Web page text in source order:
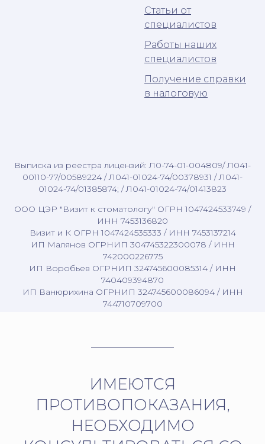
Статьи от
специалистов
Работы наших
специалистов
Получение справки
в налоговую
Выписка из реестра лицензий: Л0-74-01-004809/ Л041-
00110-77/00589224 / Л041-01024-74/00378931 / Л041-
01024-74/01385874; / Л041-01024-74/01413823
ООО ЦЭР "Визит к стоматологу" ОГРН 1047424533749 /
ИНН 7453136820
Визит и К ОГРН 1047424535333 / ИНН 7453137214
ИП Малянов ОГРНИП 304745322300078 / ИНН
742000226775
ИП Воробьев ОГРНИП 324745600085314 / ИНН
740409394870
ИП Ванюрихина ОГРНИП 324745600086094 / ИНН
744710709700
ИМЕЮТСЯ
ПРОТИВОПОКАЗАНИЯ,
НЕОБХОДИМО